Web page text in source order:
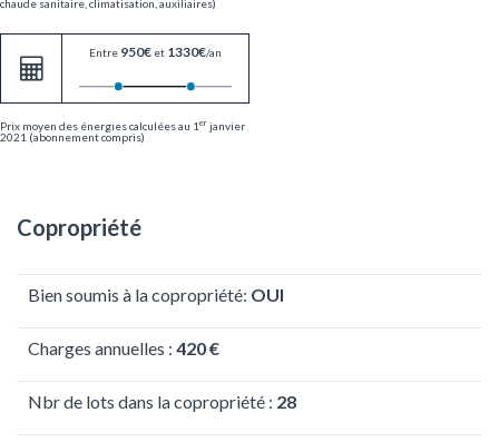
chaude sanitaire, climatisation, auxiliaires)
Entre 950€ et 1330€/an
Prix moyen des énergies calculées au 1 er janvier
2021 (abonnement compris)
Copropriété
Bien soumis à la copropriété: OUI
Charges annuelles : 420 €
Nbr de lots dans la copropriété : 28